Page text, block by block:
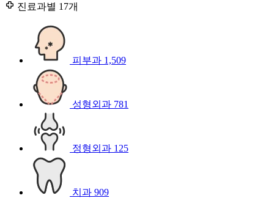
진료과별 17개
피부과 1,509
성형외과 781
정형외과 125
치과 909